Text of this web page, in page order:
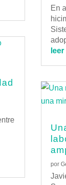
En
por